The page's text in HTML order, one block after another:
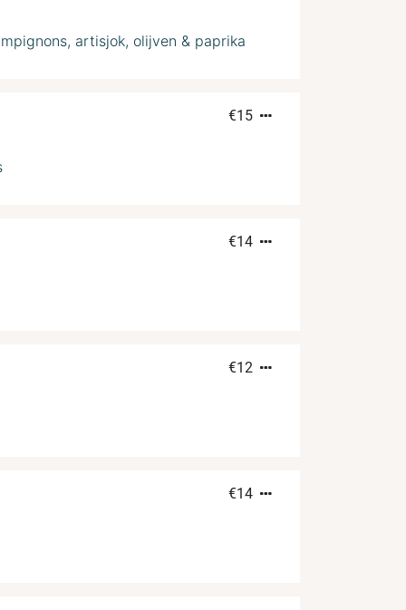
artisjok, olijven & paprika
€15
€14
€12
€14